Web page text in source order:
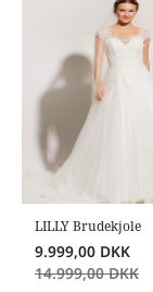
LILLY Brudekjole
9.999,00 DKK
14.999,00 DKK